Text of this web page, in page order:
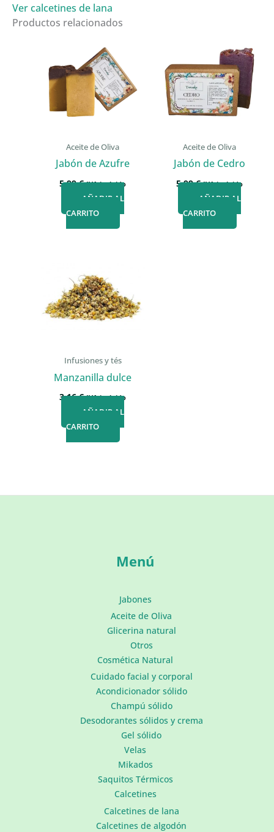
Ver calcetines de lana
Productos relacionados
Aceite de Oliva
Jabón de Azufre
5,99€ IVA incluido
AÑADIR AL
CARRITO
Aceite de Oliva
Jabón de Cedro
5,99€ IVA incluido
AÑADIR AL
CARRITO
Infusiones y tés
Manzanilla dulce
3,16€ IVA incluido
AÑADIR AL
CARRITO
Menú
Jabones
Aceite de Oliva
Glicerina natural
Otros
Cosmética Natural
Cuidado facial y corporal
Acondicionador sólido
Champú sólido
Desodorantes sólidos y crema
Gel sólido
Velas
Mikados
Saquitos Térmicos
Calcetines
Calcetines de lana
Calcetines de algodón